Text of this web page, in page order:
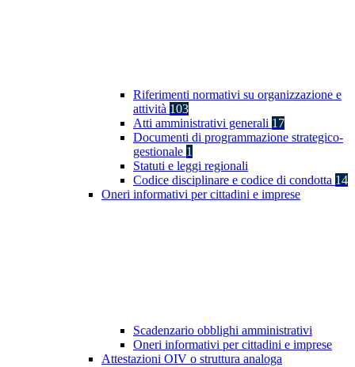
Riferimenti normativi su organizzazione e
attività 103
Atti amministrativi generali 17
Documenti di programmazione strategico-
gestionale 1
Statuti e leggi regionali
Codice disciplinare e codice di condotta 14
Oneri informativi per cittadini e imprese
Scadenzario obblighi amministrativi
Oneri informativi per cittadini e imprese
Attestazioni OIV o struttura analoga